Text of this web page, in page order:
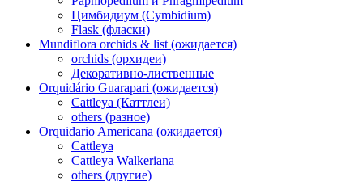
Цимбидиум (Cymbidium)
Flask (фласки)
Mundiflora orchids & list (ожидается)
orchids (орхидеи)
Декоративно-лиственные
Orquidário Guarapari (ожидается)
Cattleya (Каттлеи)
others (разное)
Orquidario Americana (ожидается)
Cattleya
Cattleya Walkeriana
others (другие)